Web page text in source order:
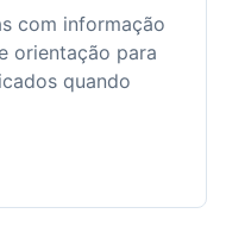
com informação
orientação para
quando